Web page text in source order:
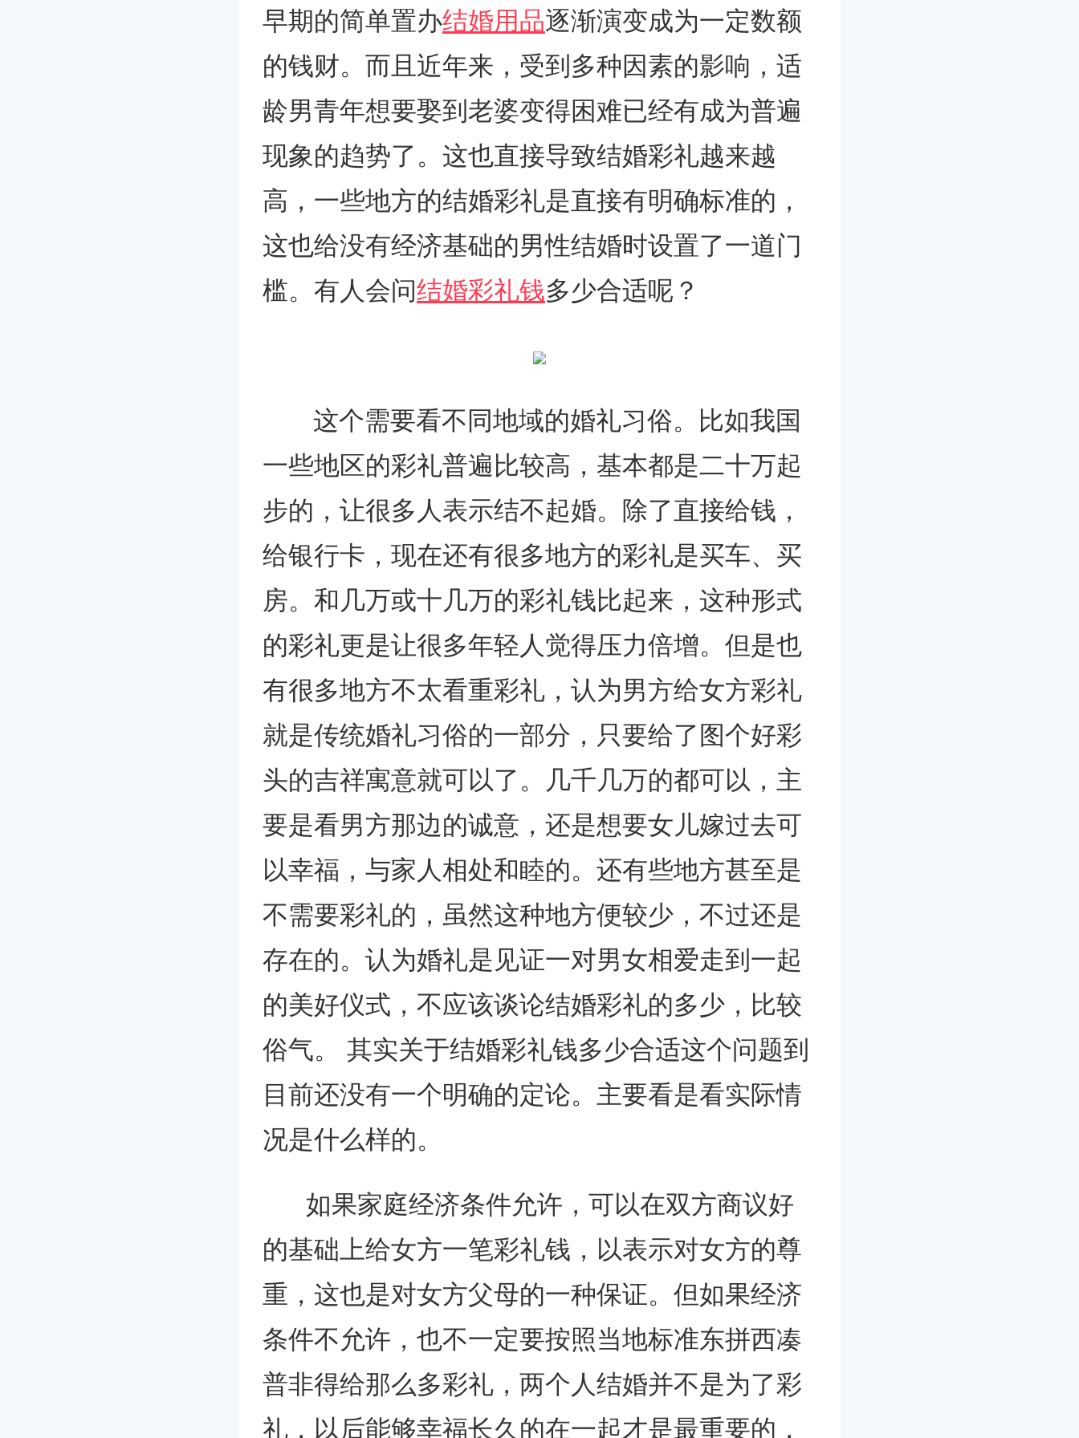
早期的简单置办结婚用品逐渐演变成为一定数额
的钱财。而且近年来，受到多种因素的影响，适
龄男青年想要娶到老婆变得困难已经有成为普遍
现象的趋势了。这也直接导致结婚彩礼越来越
高，一些地方的结婚彩礼是直接有明确标准的，
这也给没有经济基础的男性结婚时设置了一道门
槛。有人会问结婚彩礼钱多少合适呢？
这个需要看不同地域的婚礼习俗。比如我国
一些地区的彩礼普遍比较高，基本都是二十万起
步的，让很多人表示结不起婚。除了直接给钱，
给银行卡，现在还有很多地方的彩礼是买车、买
房。和几万或十几万的彩礼钱比起来，这种形式
的彩礼更是让很多年轻人觉得压力倍增。但是也
有很多地方不太看重彩礼，认为男方给女方彩礼
就是传统婚礼习俗的一部分，只要给了图个好彩
头的吉祥寓意就可以了。几千几万的都可以，主
要是看男方那边的诚意，还是想要女儿嫁过去可
以幸福，与家人相处和睦的。还有些地方甚至是
不需要彩礼的，虽然这种地方便较少，不过还是
存在的。认为婚礼是见证一对男女相爱走到一起
的美好仪式，不应该谈论结婚彩礼的多少，比较
俗气。 其实关于结婚彩礼钱多少合适这个问题到
目前还没有一个明确的定论。主要看是看实际情
况是什么样的。
如果家庭经济条件允许，可以在双方商议好
的基础上给女方一笔彩礼钱，以表示对女方的尊
重，这也是对女方父母的一种保证。但如果经济
条件不允许，也不一定要按照当地标准东拼西凑
普非得给那么多彩礼，两个人结婚并不是为了彩
礼，以后能够幸福长久的在一起才是最重要的，